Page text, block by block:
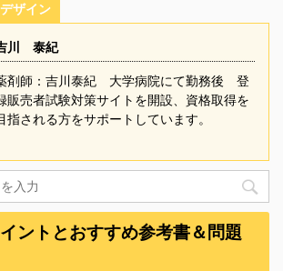
ザイン
川 泰紀
剤師：吉川泰紀 大学病院にて勤務後 登
販売者試験対策サイトを開設、資格取得を
指される方をサポートしています。
ントとおすすめ参考書＆問題